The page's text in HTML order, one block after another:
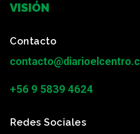
VISIÓN
Contacto
contacto@diarioelcentro.cl
+56 9 5839 4624
Redes Sociales